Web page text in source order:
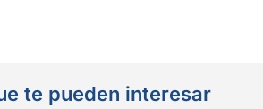
te pueden interesar